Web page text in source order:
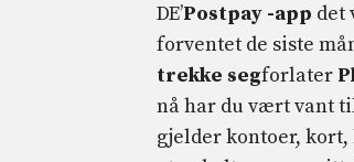
DE’Postpay -app det
forventet de siste
trekke segforlater
nå har du vært vant
gjelder kontoer,